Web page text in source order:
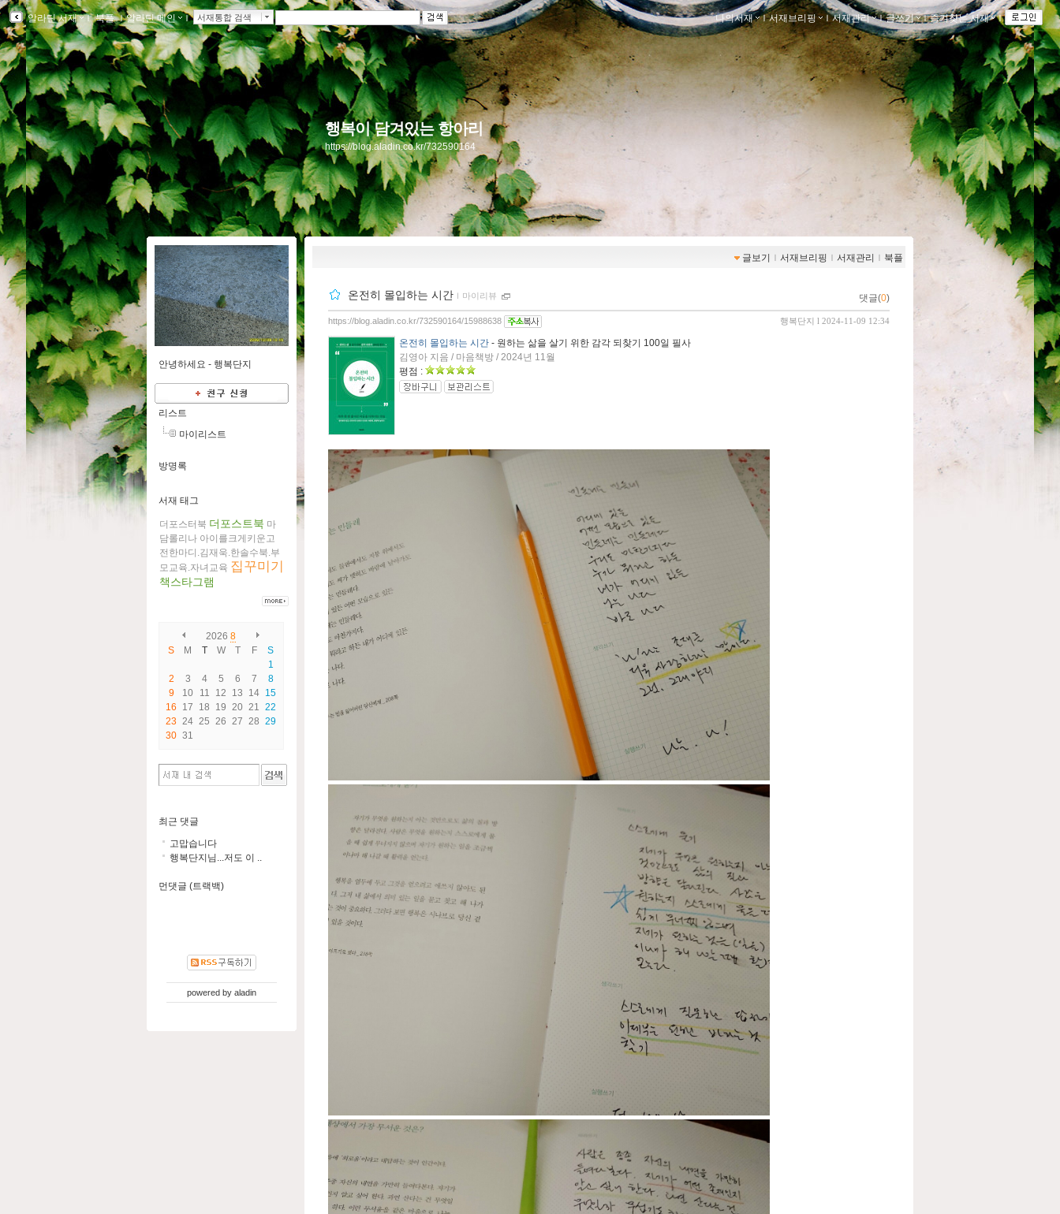
알라딘 서재 ｌ북플ｌ알라딘 메인 ｌ 서재통합 검색 나의서재 ｌ서재브리핑 ｌ서재관리 ｌ글쓰기 ｌ즐겨찾는 서재 ｌ
행복이 담겨있는 항아리
https://blog.aladin.co.kr/732590164
글보기 ｌ 서재브리핑 ｌ 서재관리 ｌ 북플
온전히 몰입하는 시간 ｌ 마이리뷰 댓글(0)
행복단지 l 2024-11-09 12:34
https://blog.aladin.co.kr/732590164/15988638
온전히 몰입하는 시간 - 원하는 삶을 살기 위한 감각 되찾기 100일 필사
김영아 지음 / 마음책방 / 2024년 11월
평점 :
안녕하세요 - 행복단지
리스트
마이리스트
방명록
서재 태그
더포스터북 더포스트북 마
담롤리나 아이를크게키운고
전한마디.김재욱.한솔수북.부
모교육.자녀교육 집꾸미기
책스타그램
2026 8
S
M T W T F
S
1
2
3 4 5 6 7
8
9
10 11 12 13 14 15
16
17 18 19 20 21
22
23 24 25 26 27 28 29
30 31
최근 댓글
고맙습니다
행복단지님...저도 이 ..
먼댓글 (트랙백)
powered by aladin